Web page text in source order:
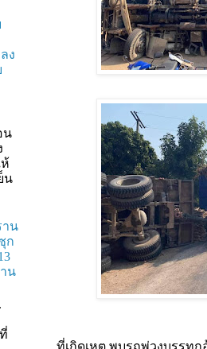
ง
น
น
าน
ก
น